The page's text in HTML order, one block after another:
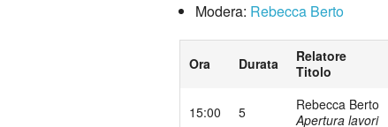
Modera: Rebecca Berto
Ora Durata
Relatore
Titolo
15:00 5
Rebecca Berto
Apertura lavori